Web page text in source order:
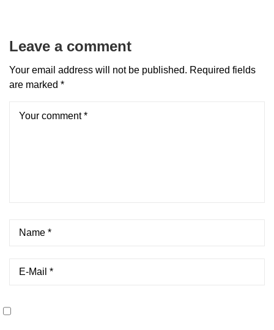
Leave a comment
Your email address will not be published. Required fields
are marked *